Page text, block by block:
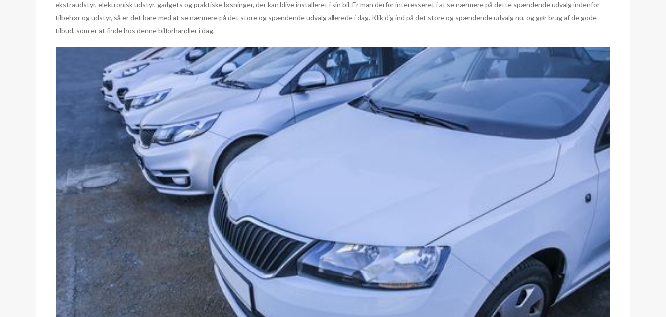
ekstraudstyr, elektronisk udstyr, gadgets og praktiske løsninger, der kan blive installeret i sin bil. Er man derfor interesseret i at se nærmere på dette spændende udvalg indenfor
tilbehør og udstyr, så er det bare med at se nærmere på det store og spændende udvalg allerede i dag. Klik dig ind på det store og spændende udvalg nu, og gør brug af de gode
tilbud, som er at finde hos denne bilforhandler i dag.